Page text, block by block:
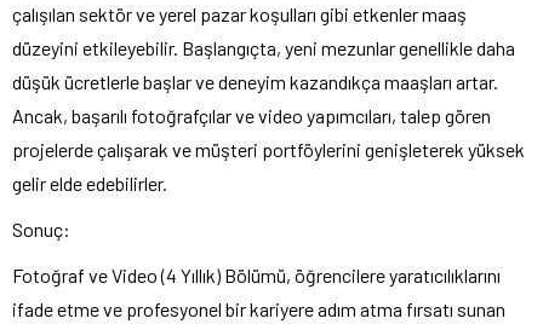
çalışılan sektör ve yerel pazar koşulları gibi etkenler maaş
düzeyini etkileyebilir. Başlangıçta, yeni mezunlar genellikle daha
düşük ücretlerle başlar ve deneyim kazandıkça maaşları artar.
Ancak, başarılı fotoğrafçılar ve video yapımcıları, talep gören
projelerde çalışarak ve müşteri portföylerini genişleterek yüksek
gelir elde edebilirler.
Sonuç:
Fotoğraf ve Video (4 Yıllık) Bölümü, öğrencilere yaratıcılıklarını
ifade etme ve profesyonel bir kariyere adım atma fırsatı sunan